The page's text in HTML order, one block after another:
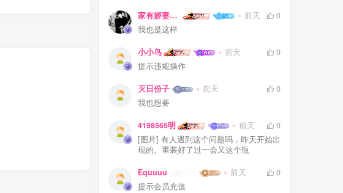
家有娇妻扁鹊难医 前天
0
我也是这样
小小鸟 前天
0
提示违规操作
灭日份子 前天
0
我也想要
4198565明 前天
0
[图片] 有人遇到这个问题吗，昨天开始出
现的。重装好了过一会又这个瓶
Equuuu 前天
0
提示会员充值